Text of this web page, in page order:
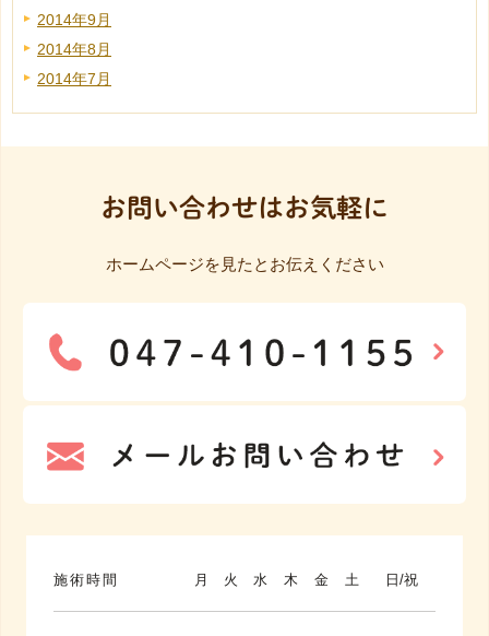
2014年9月
2014年8月
2014年7月
お問い合わせはお気軽に
ホームページを見たとお伝えください
施術時間 月 火 水 木 金 土 日/祝